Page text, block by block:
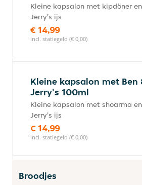
Kleine kapsalon met kipdöner
Jerry's ijs
€ 14,99
incl. statiegeld (€ 0,00)
Kleine kapsalon met Ben
Jerry's 100ml
Kleine kapsalon met shoarma
Jerry's ijs
€ 14,99
incl. statiegeld (€ 0,00)
Broodjes